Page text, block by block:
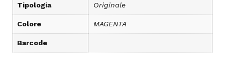
Tipologia Originale
Colore MAGENTA
Barcode